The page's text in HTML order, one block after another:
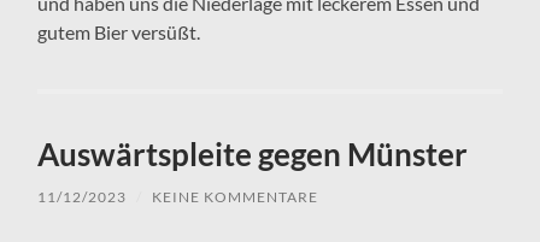
gutem Bier versüßt.
Auswärtspleite gegen Münster
11/12/2023 KEINE KOMMENTARE